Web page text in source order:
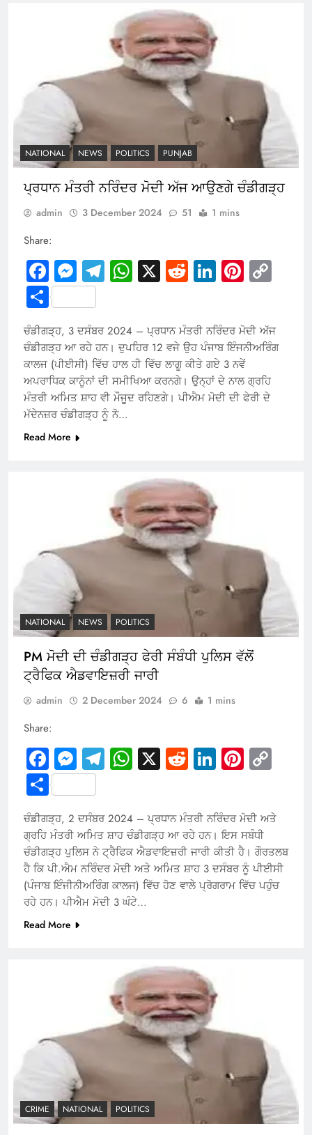
NATIONAL NEWS POLITICS PUNJAB
ਪ੍ਰਧਾਨ ਮੰਤਰੀ ਨਰਿੰਦਰ ਮੋਦੀ ਅੱਜ ਆਉਣਗੇ ਚੰਡੀਗੜ੍ਹ
admin 3 December 2024 51 1 mins
Share:
Facebook
Messenger
Telegram
WhatsApp
X RedditLinkedIn
Share
ਚੰਡੀਗੜ੍ਹ, 3 ਦਸੰਬਰ 2024 – ਪ੍ਰਧਾਨ ਮੰਤਰੀ ਨਰਿੰਦਰ ਮੋਦੀ ਅੱਜ
ਚੰਡੀਗੜ੍ਹ ਆ ਰਹੇ ਹਨ। ਦੁਪਹਿਰ 12 ਵਜੇ ਉਹ ਪੰਜਾਬ ਇੰਜਨੀਅਰਿੰਗ
ਕਾਲਜ (ਪੀਈਸੀ) ਵਿੱਚ ਹਾਲ ਹੀ ਵਿੱਚ ਲਾਗੂ ਕੀਤੇ ਗਏ 3 ਨਵੇਂ
ਅਪਰਾਧਿਕ ਕਾਨੂੰਨਾਂ ਦੀ ਸਮੀਖਿਆ ਕਰਨਗੇ। ਉਨ੍ਹਾਂ ਦੇ ਨਾਲ ਗ੍ਰਹਿ
ਮੰਤਰੀ ਅਮਿਤ ਸ਼ਾਹ ਵੀ ਮੌਜੂਦ ਰਹਿਣਗੇ। ਪੀਐਮ ਮੋਦੀ ਦੀ ਫੇਰੀ ਦੇ
ਮੱਦੇਨਜ਼ਰ ਚੰਡੀਗੜ੍ਹ ਨੂੰ ਨੋ…
Read More
NATIONAL NEWS POLITICS
PM ਮੋਦੀ ਦੀ ਚੰਡੀਗੜ੍ਹ ਫੇਰੀ ਸੰਬੰਧੀ ਪੁਲਿਸ ਵੱਲੋਂ
ਟ੍ਰੈਫਿਕ ਐਡਵਾਇਜ਼ਰੀ ਜਾਰੀ
admin 2 December 2024 6 1 mins
Share:
Facebook
Messenger
Telegram
WhatsApp
X RedditLinkedIn
Share
ਚੰਡੀਗੜ੍ਹ, 2 ਦਸੰਬਰ 2024 – ਪ੍ਰਧਾਨ ਮੰਤਰੀ ਨਰਿੰਦਰ ਮੋਦੀ ਅਤੇ
ਗ੍ਰਹਿ ਮੰਤਰੀ ਅਮਿਤ ਸ਼ਾਹ ਚੰਡੀਗੜ੍ਹ ਆ ਰਹੇ ਹਨ। ਇਸ ਸਬੰਧੀ
ਚੰਡੀਗੜ੍ਹ ਪੁਲਿਸ ਨੇ ਟ੍ਰੈਫਿਕ ਐਡਵਾਇਜ਼ਰੀ ਜਾਰੀ ਕੀਤੀ ਹੈ। ਗੌਰਤਲਬ
ਹੈ ਕਿ ਪੀ.ਐਮ ਨਰਿੰਦਰ ਮੋਦੀ ਅਤੇ ਅਮਿਤ ਸ਼ਾਹ 3 ਦਸੰਬਰ ਨੂੰ ਪੀਈਸੀ
(ਪੰਜਾਬ ਇੰਜੀਨੀਅਰਿੰਗ ਕਾਲਜ) ਵਿੱਚ ਹੋਣ ਵਾਲੇ ਪ੍ਰੋਗਰਾਮ ਵਿੱਚ ਪਹੁੰਚ
ਰਹੇ ਹਨ। ਪੀਐਮ ਮੋਦੀ 3 ਘੰਟੇ…
Read More
CRIME NATIONAL POLITICS